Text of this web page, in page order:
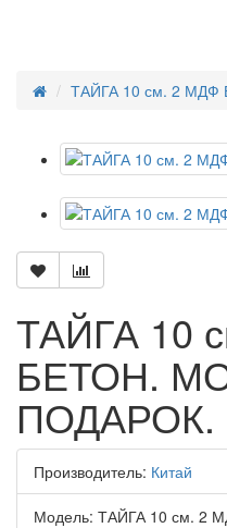
ТАЙГА 10 см. 2
ТАЙГА 10
БЕТОН.
ПОДАРОК.
Производитель: Китай
Модель: ТАЙГА 10 см. 2